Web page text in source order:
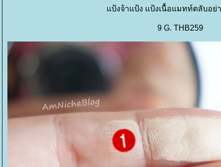
ป้งจ้าแป้ง แป้งเนื้อแมทท์ตลับอย่
9 G. THB259